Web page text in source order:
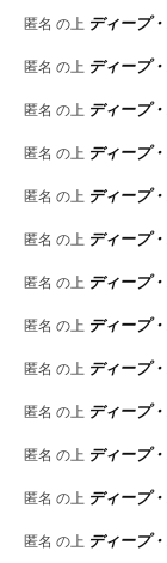
匿名 の上 ディープ
匿名 の上 ディープ
匿名 の上 ディープ
匿名 の上 ディープ
匿名 の上 ディープ
匿名 の上 ディープ
匿名 の上 ディープ
匿名 の上 ディープ
匿名 の上 ディープ
匿名 の上 ディープ
匿名 の上 ディープ
匿名 の上 ディープ
匿名 の上 ディープ